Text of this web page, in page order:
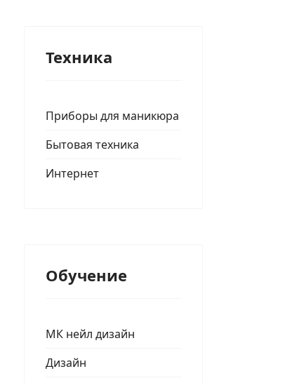
Техника
Приборы для маникюра
Бытовая техника
Интернет
Обучение
МК нейл дизайн
Дизайн